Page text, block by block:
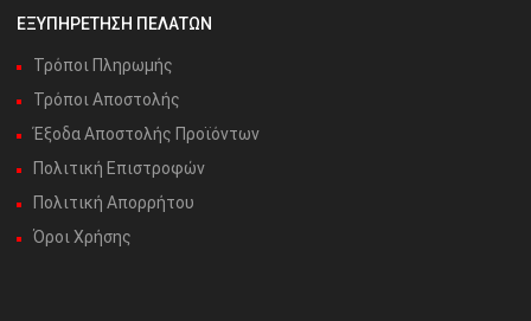
ΕΞΥΠΗΡΕΤΗΣΗ ΠΕΛΑΤΩΝ
Τρόποι Πληρωμής
Τρόποι Αποστολής
Έξοδα Αποστολής Προϊόντων
Πολιτική Επιστροφών
Πολιτική Απορρήτου
Όροι Χρήσης